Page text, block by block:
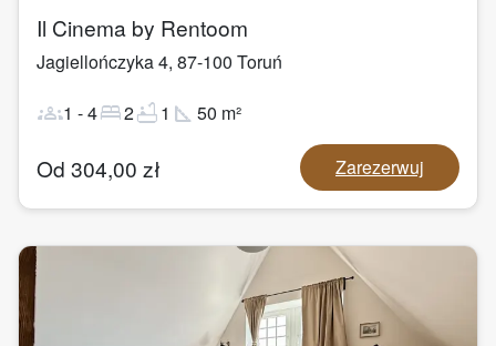
Il Cinema by Rentoom
Jagiellończyka 4, 87-100 Toruń
groups1 -4bed2bathtub1 square_foot 50 m²
Od 304,00 zł Zarezerwuj